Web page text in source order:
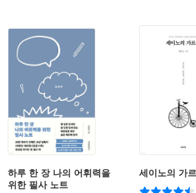
하루 한 장 나의 어휘력을
위한 필사 노트
세이노의 가